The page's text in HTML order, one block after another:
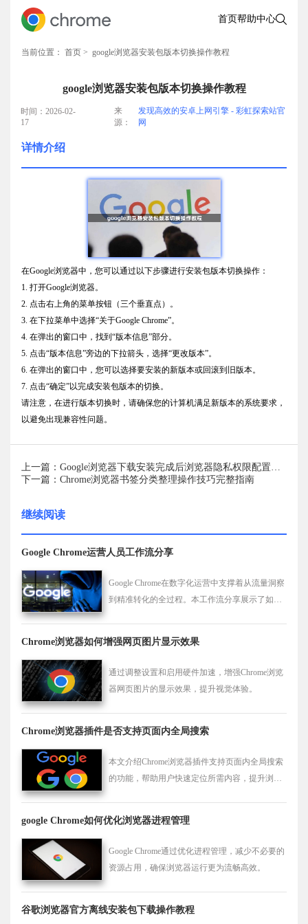
首页帮助中心
当前位置： 首页 > google浏览器安装包版本切换操作教程
google浏览器安装包版本切换操作教程
时间：2026-02-
17
来
源：
发现高效的安卓上网引擎 - 彩虹探索站官
网
详情介绍
在Google浏览器中，您可以通过以下步骤进行安装包版本切换操作：
1. 打开Google浏览器。
2. 点击右上角的菜单按钮（三个垂直点）。
3. 在下拉菜单中选择“关于Google Chrome”。
4. 在弹出的窗口中，找到“版本信息”部分。
5. 点击“版本信息”旁边的下拉箭头，选择“更改版本”。
6. 在弹出的窗口中，您可以选择要安装的新版本或回滚到旧版本。
7. 点击“确定”以完成安装包版本的切换。
请注意，在进行版本切换时，请确保您的计算机满足新版本的系统要求，
以避免出现兼容性问题。
下一篇：Chrome浏览器书签分类整理操作技巧完整指南
继续阅读
Google Chrome运营人员工作流分享
Google Chrome在数字化运营中支撑着从流量洞察
到精准转化的全过程。本工作流分享展示了如何
Chrome浏览器如何增强网页图片显示效果
通过调整设置和启用硬件加速，增强Chrome浏览
器网页图片的显示效果，提升视觉体验。
Chrome浏览器插件是否支持页面内全局搜索
本文介绍Chrome浏览器插件支持页面内全局搜索
的功能，帮助用户快速定位所需内容，提升浏览
google Chrome如何优化浏览器进程管理
Google Chrome通过优化进程管理，减少不必要的
资源占用，确保浏览器运行更为流畅高效。
谷歌浏览器官方离线安装包下载操作教程